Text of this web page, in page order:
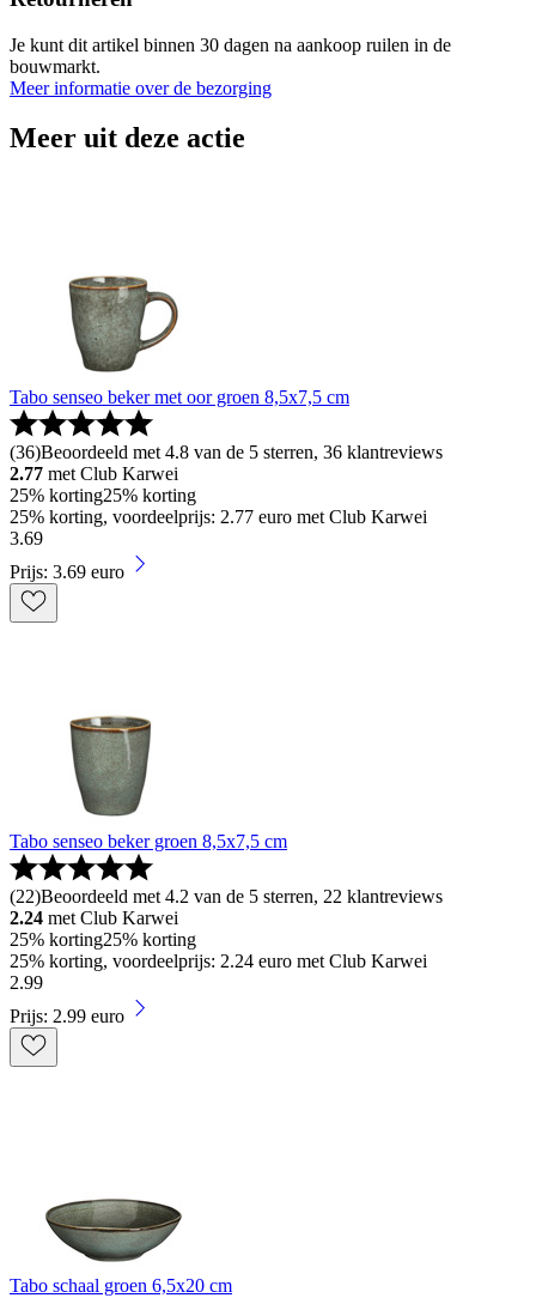
Je kunt dit artikel binnen 30 dagen na aankoop ruilen in de
bouwmarkt.
Meer informatie over de bezorging
Meer uit deze actie
Tabo senseo beker met oor groen 8,5x7,5 cm
(36)Beoordeeld met 4.8 van de 5 sterren, 36 klantreviews
2.77 met Club Karwei
25% korting25% korting
25% korting, voordeelprijs: 2.77 euro met Club Karwei
3.69
Prijs: 3.69 euro
Tabo senseo beker groen 8,5x7,5 cm
(22)Beoordeeld met 4.2 van de 5 sterren, 22 klantreviews
2.24 met Club Karwei
25% korting25% korting
25% korting, voordeelprijs: 2.24 euro met Club Karwei
2.99
Prijs: 2.99 euro
Tabo schaal groen 6,5x20 cm